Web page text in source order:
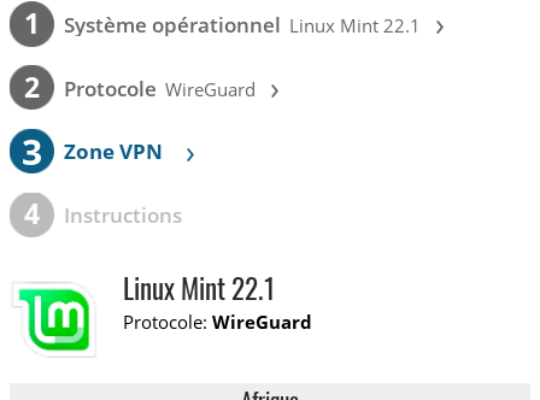
1 Système opérationnel Linux Mint 22.1 ›
2 Protocole WireGuard ›
3 Zone VPN ›
4 Instructions
Linux Mint 22.1
Protocole:WireGuard